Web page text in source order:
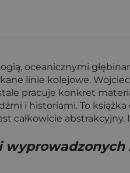
oceanicznymi
linie kolejowe.
pracuje konkret
i historiami. To
całkowicie
wyprowadzonych